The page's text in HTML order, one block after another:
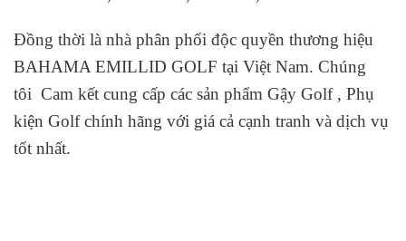
Đồng thời là nhà phân phối độc quyền thương hiệu
BAHAMA EMILLID GOLF tại Việt Nam. Chúng
tôi Cam kết cung cấp các sản phẩm Gậy Golf , Phụ
kiện Golf chính hãng với giá cả cạnh tranh và dịch vụ
tốt nhất.